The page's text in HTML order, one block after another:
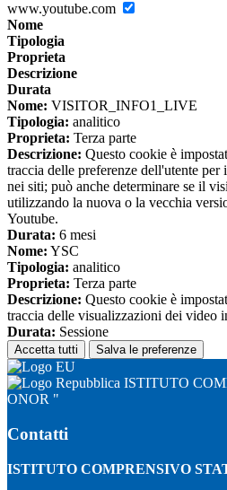
www.youtube.com
Nome
Tipologia
Proprieta
Descrizione
Durata
Nome: VISITOR_INFO1_LIVE
Tipologia: analitico
Proprieta: Terza parte
Descrizione: Questo cookie è
traccia delle preferenze dell'utente
nei siti; può anche determinare se il
utilizzando la nuova o la vecchia
Youtube.
Durata: 6 mesi
Nome: YSC
Tipologia: analitico
Proprieta: Terza parte
Descrizione: Questo cookie è
traccia delle visualizzazioni dei video
Durata: Sessione
Accetta tutti Salva le preferenze
ISTITUTO
ONOR "
Contatti
ISTITUTO COMPRENSIVO